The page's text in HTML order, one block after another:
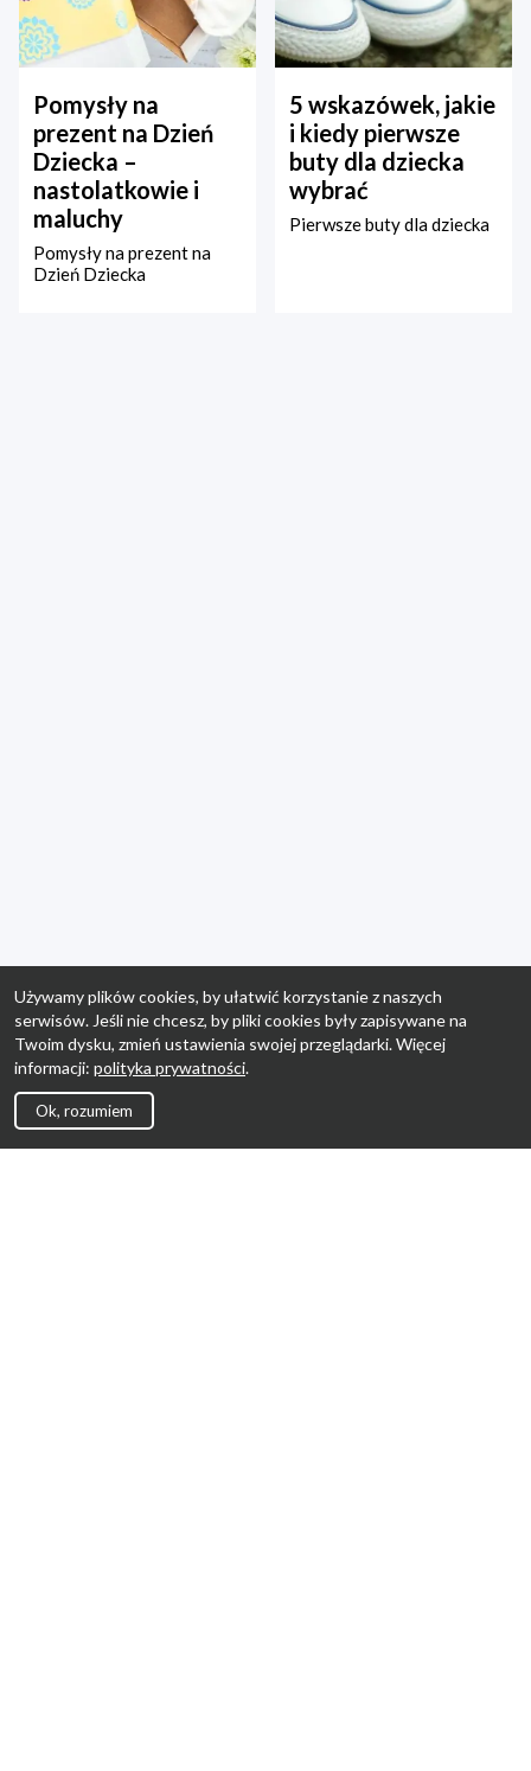
Pomysły na
prezent na Dzień
Dziecka –
nastolatkowie i
maluchy
Pomysły na prezent na
Dzień Dziecka
5 wskazówek, jakie
i kiedy pierwsze
buty dla dziecka
wybrać
Pierwsze buty dla dziecka
Używamy plików cookies, by ułatwić korzystanie z naszych
serwisów. Jeśli nie chcesz, by pliki cookies były zapisywane na
Twoim dysku, zmień ustawienia swojej przeglądarki. Więcej
informacji: polityka prywatności.
Ok, rozumiem